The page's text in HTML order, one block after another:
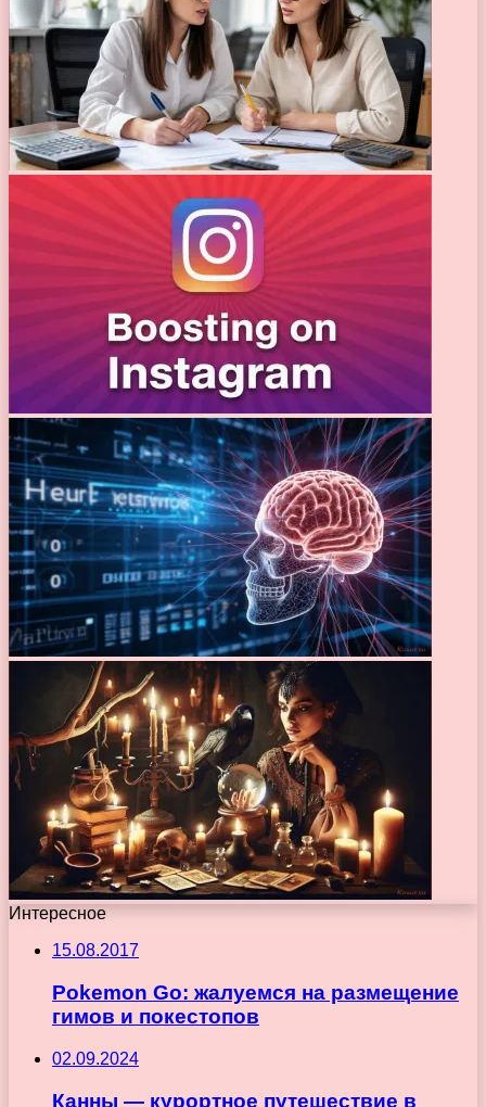
Интересное
15.08.2017
Pokemon Go: жалуемся на размещение
гимов и покестопов
02.09.2024
Канны — курортное путешествие в